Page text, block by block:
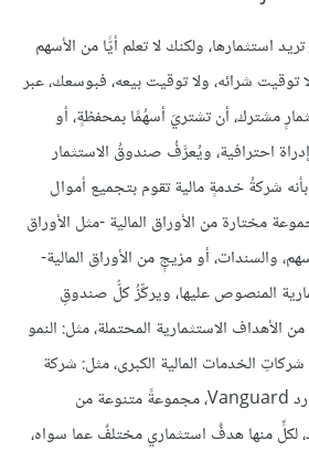
1,000 دولار تريد استثمارها، ولكنك لا تعلم أيًّا من الأسهم
توقيت شرائه، ولا توقيت بيعه، فبوسعك، عبر
مشترك، أن تشتريَ أسهُمًا بمحفظةٍ، أو
احترافية، ويُعرَّفُ صندوقُ الاستثمار
المشترك Mutual Fund بأنه شركةُ خدمةٍ مالية تقوم بتجميع أموال
مختارة من الأوراق المالية -مثل الأوراق
والسندات، أو مزيجٍ من الأوراق المالية-
المنصوص عليها، ويركِّزُ كلُّ صندوقِ
الاستثمارية المحتملة، مثل: النمو
الخدمات المالية الكبرى، مثل: شركة
فيديليتي Fidelity وفانغارد Vanguard، مجموعةً متنوعة من
لكلٍّ منها هدفٌ استثماري مختلفٌ عما سواه،